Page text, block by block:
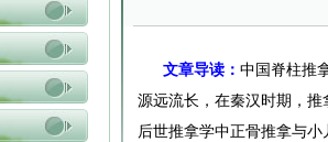
文章导读： 中国脊柱推
源远流长，在秦汉时期，
后世推拿学中正骨推拿与